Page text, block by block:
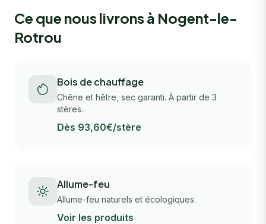
Ce que nous livrons à Nogent-le-
Rotrou
Bois de chauffage
Chêne et hêtre, sec garanti. À partir de 3
stères.
Dès 93,60€/stère
Allume-feu
Allume-feu naturels et écologiques.
Voir les produits